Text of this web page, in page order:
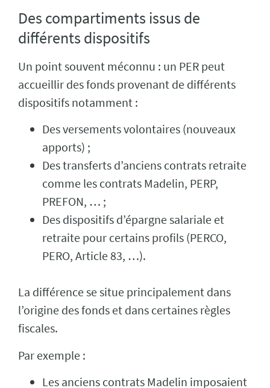
Des compartiments issus de
différents dispositifs
Un point souvent méconnu : un PER peut
accueillir des fonds provenant de différents
dispositifs notamment :
Des versements volontaires (nouveaux
apports) ;
Des transferts d’anciens contrats retraite
comme les contrats Madelin, PERP,
PREFON, … ;
Des dispositifs d’épargne salariale et
retraite pour certains profils (PERCO,
PERO, Article 83, …).
La différence se situe principalement dans
l’origine des fonds et dans certaines règles
fiscales.
Par exemple :
Les anciens contrats Madelin imposaient